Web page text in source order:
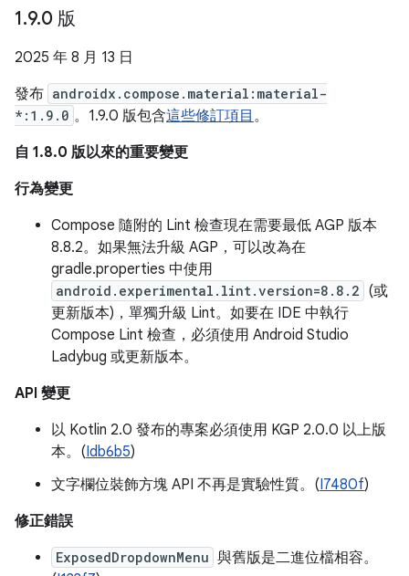
1.9.0 版
2025 年 8 月 13 日
發布 androidx.compose.material:material-
*:1.9.0 。1.9.0 版包含這些修訂項目 。
自 1.8.0 版以來的重要變更
行為變更
Compose 隨附的 Lint 檢查現在需要最低 AGP 版本
8.8.2。如果無法升級 AGP，可以改為在
gradle.properties 中使用
android.experimental.lint.version=8.8.2 (或
更新版本)，單獨升級 Lint。如要在 IDE 中執行
Compose Lint 檢查，必須使用 Android Studio
Ladybug 或更新版本。
API 變更
以 Kotlin 2.0 發布的專案必須使用 KGP 2.0.0 以上版
本。(Idb6b5)
文字欄位裝飾方塊 API 不再是實驗性質。(I7480f)
修正錯誤
ExposedDropdownMenu 與舊版是二進位檔相容。